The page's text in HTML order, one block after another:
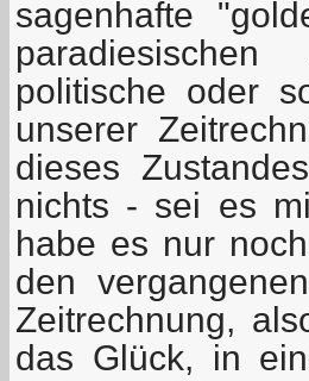
sagenhafte
politische oder
unserer
dieses
nichts - sei es
habe es nur
den
Zeitrechnung,
das Glück, in